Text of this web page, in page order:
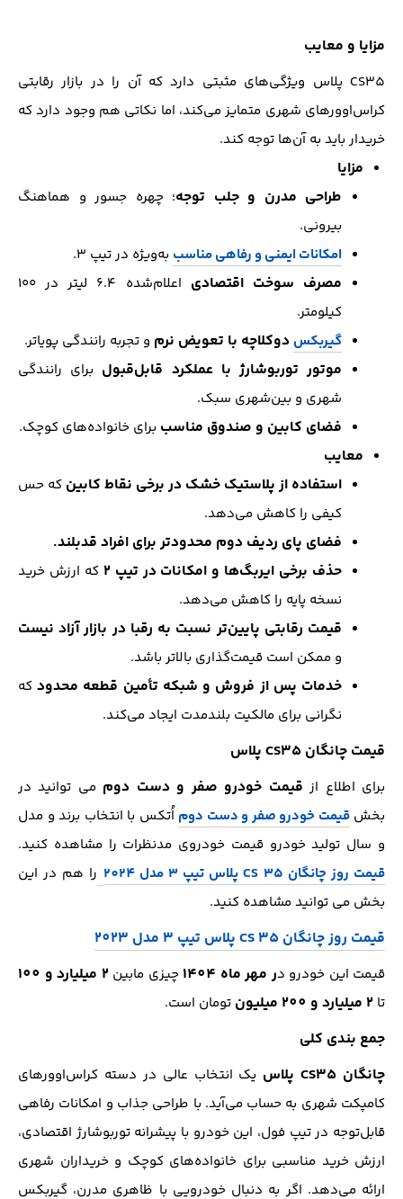
مزایا و معایب
CS35 پلاس ویژگی‌های مثبتی دارد که آن را در بازار رقابتی
کراس‌اوورهای شهری متمایز می‌کند، اما نکاتی هم وجود دارد که
خریدار باید به آن‌ها توجه کند.
مزایا
طراحی مدرن و جلب‌ توجه؛ چهره جسور و هماهنگ
بیرونی.
امکانات ایمنی و رفاهی مناسب به‌ویژه در تیپ ۳.
مصرف سوخت اقتصادی
اعلام‌شده ۶.۴ لیتر در ۱۰۰
کیلومتر.
گیربکس دوکلاچه با تعویض نرم و تجربه رانندگی پویاتر.
موتور توربوشارژ با عملکرد قابل‌قبول برای رانندگی
شهری و بین‌شهری سبک.
فضای کابین و صندوق مناسب برای خانواده‌های کوچک.
معایب
استفاده از پلاستیک خشک در برخی نقاط کابین که حس
کیفی را کاهش می‌دهد.
فضای پای ردیف دوم محدودتر برای افراد قدبلند.
حذف برخی ایربگ‌ها و امکانات در تیپ ۲ که ارزش خرید
نسخه پایه را کاهش می‌دهد.
قیمت رقابتی پایین‌تر نسبت به رقبا در بازار آزاد نیست
و ممکن است قیمت‌گذاری بالاتر باشد.
خدمات پس از فروش و شبکه تأمین قطعه محدودکه
نگرانی برای مالکیت بلندمدت ایجاد می‌کند.
قیمت چانگان CS35 پلاس
برای اطلاع از قیمت خودرو صفر و دست دوم می توانید در
بخشقیمت خودرو صفر و دست دوم اُتکس با انتخاب برند و مدل
و سال تولید خودرو قیمت خودروی مدنظرات را مشاهده کنید.
قیمت روز چانگان CS 35 پلاس تیپ 3 مدل 2024
را هم در این
بخش می توانید مشاهده کنید.
قیمت روز چانگان CS 35 پلاس تیپ 3 مدل 2023
قیمت این خودرو در مهر ماه 1404 چیزی مابین2 میلیارد و 100
تا 2 میلیارد و 200 میلیون تومان است.
جمع بندی کلی
چانگان CS35 پلاس
یک انتخاب عالی در دسته کراس‌اوورهای
کامپکت شهری به حساب می‌آید. با طراحی جذاب و امکانات رفاهی
قابل‌توجه در تیپ فول، این خودرو با پیشرانه توربوشارژ اقتصادی،
ارزش خرید مناسبی برای خانواده‌های کوچک و خریداران شهری
ارائه می‌دهد. اگر به دنبال خودرویی با ظاهری مدرن، گیربکس